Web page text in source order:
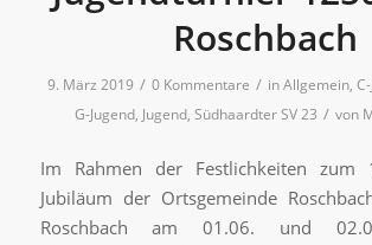
Roschbach
9. März 2019 / 0 Kommentare / inAllgemein,
G-Jugend, Jugend, Südhaardter SV 23 / von
Im Rahmen der Festlichkeiten zum
Jubiläum der Ortsgemeinde
Roschbach am 01.06. und